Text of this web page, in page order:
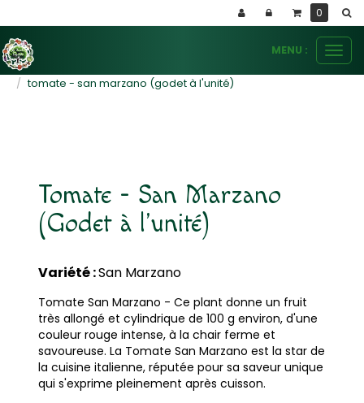
le
MENU :
plants potagers
tomate - san marzano (godet à l'unité)
Tomate - San Marzano
(Godet à l'unité)
Variété :San Marzano
Tomate San Marzano - Ce plant donne un fruit
très allongé et cylindrique de 100 g environ, d'une
couleur rouge intense, à la chair ferme et
savoureuse. La Tomate San Marzano est la star de
la cuisine italienne, réputée pour sa saveur unique
qui s'exprime pleinement après cuisson.
0